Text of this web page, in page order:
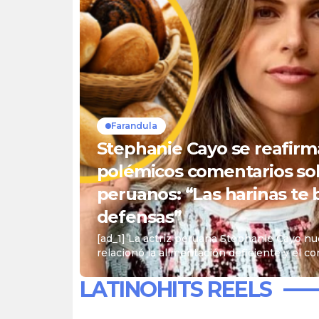
Farandula
Stephanie Cayo se
polémicos comentarios
peruanos: “Las harinas te
defensas”
[ad_1] La actriz peruana Stephanie Cayo
relacionó la alimentación deficiente y el
carbohidratos con el comportamiento de
luego de que sus declaraciones sobre los
hicieran virales. Te puede interesar Juan
LATINOHITS REELS